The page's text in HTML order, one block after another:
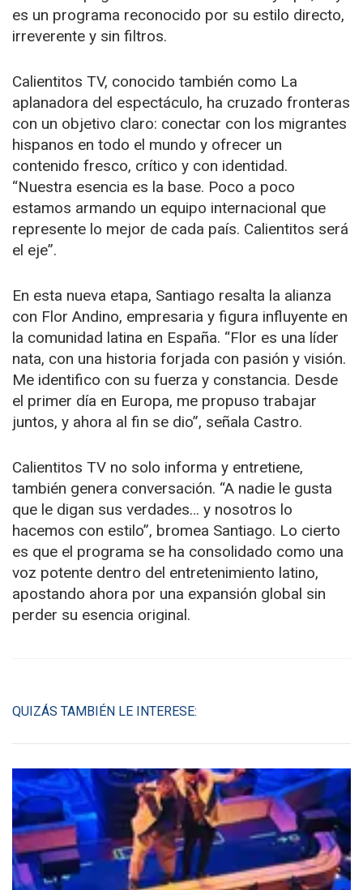
es un programa reconocido por su estilo directo,
irreverente y sin filtros.
Calientitos TV, conocido también como La
aplanadora del espectáculo, ha cruzado fronteras
con un objetivo claro: conectar con los migrantes
hispanos en todo el mundo y ofrecer un
contenido fresco, crítico y con identidad.
“Nuestra esencia es la base. Poco a poco
estamos armando un equipo internacional que
represente lo mejor de cada país. Calientitos será
el eje”.
En esta nueva etapa, Santiago resalta la alianza
con Flor Andino, empresaria y figura influyente en
la comunidad latina en España. “Flor es una líder
nata, con una historia forjada con pasión y visión.
Me identifico con su fuerza y constancia. Desde
el primer día en Europa, me propuso trabajar
juntos, y ahora al fin se dio”, señala Castro.
Calientitos TV no solo informa y entretiene,
también genera conversación. “A nadie le gusta
que le digan sus verdades… y nosotros lo
hacemos con estilo”, bromea Santiago. Lo cierto
es que el programa se ha consolidado como una
voz potente dentro del entretenimiento latino,
apostando ahora por una expansión global sin
perder su esencia original.
QUIZÁS TAMBIÉN LE INTERESE: